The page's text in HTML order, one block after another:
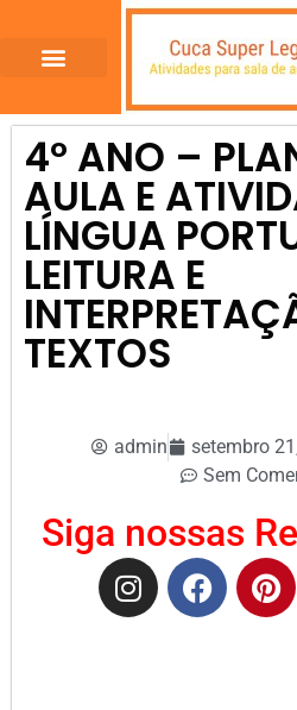
4º ANO –
AULA E
LÍNGUA
LEITURA E
TEXTOS
admin setembro
Sem
Siga nossas